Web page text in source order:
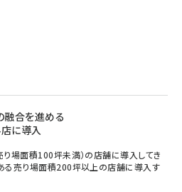
融合を進める
店に導入
場面積100坪未満）の店舗に導入してき
る売り場面積200坪以上の店舗に導入す